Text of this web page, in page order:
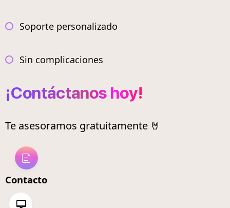
Soporte personalizado
Sin complicaciones
¡Contáctanos hoy!
Te asesoramos gratuitamente 🤘
Contacto